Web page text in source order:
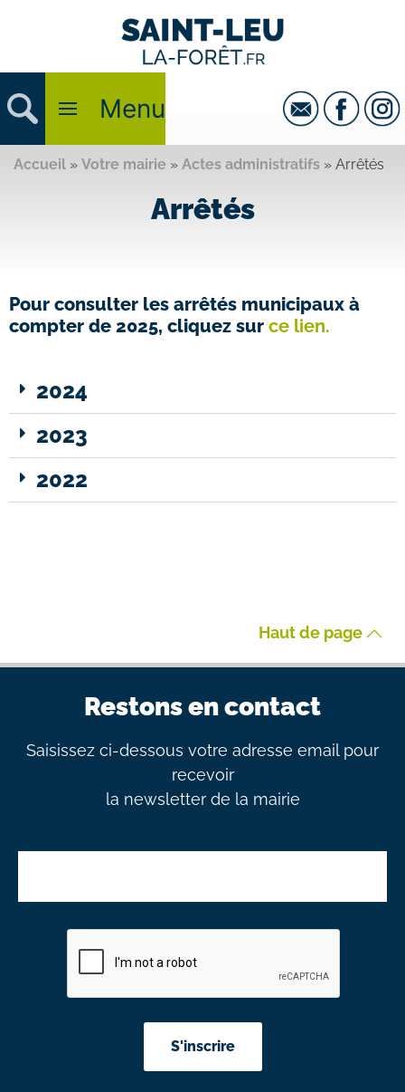
Menu
Accueil » Votre mairie » Actes administratifs » Arrêtés
Arrêtés
Pour consulter les arrêtés municipaux à
compter de 2025, cliquez sur ce lien.
2024
2023
2022
Haut de page
Restons en contact
Saisissez ci-dessous votre adresse email pour
recevoir
la newsletter de la mairie